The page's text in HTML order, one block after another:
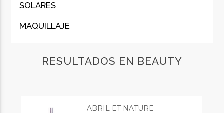
SOLARES
MAQUILLAJE
RESULTADOS EN BEAUTY
ABRIL ET NATURE